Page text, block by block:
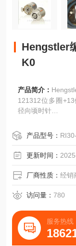
Hengstler
K0
产品简介：
121312位多圈+13
径向顷时针
H=Conin12极，径
7=M12,8极，油向
8=M12,8极，径向
Z=总线置亮，3个
T二总线置壳，4极
产品型号：
更新时间：
厂商性质：经销
访问量：780
服务热线